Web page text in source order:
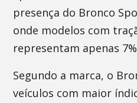
presença do Bronco
onde modelos com
representam apenas
Segundo a marca, o
veículos com maior